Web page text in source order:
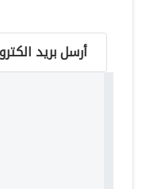
أرسل بريد